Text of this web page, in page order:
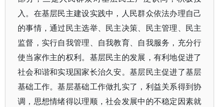
入。在基层民主建设实践中，人民群众依法办理自己
的事情，通过民主选举、民主决策、民主管理、民主
监督，实行自我管理、自我教育、自我服务，充分行
使当家作主的权利。基层民主的发展，有利地促进了
社会和谐和实现国家长治久安。基层民主促进了基层
基础工作。基层基础工作做扎实了，利益关系得到协
调，思想情绪得以理顺，社会发展中的不稳定因素就